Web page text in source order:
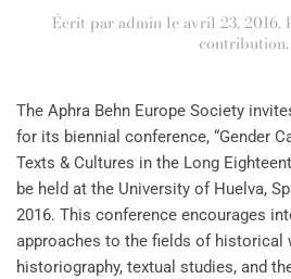
Écrit paradmin leavril 23, 2016.
contribution.
The Aphra Behn Europe Society
for its biennial conference, “Gender
Texts & Cultures in the Long
be held at the University of Huelva,
2016. This conference encourages
approaches to the fields of historical
historiography, textual studies, and